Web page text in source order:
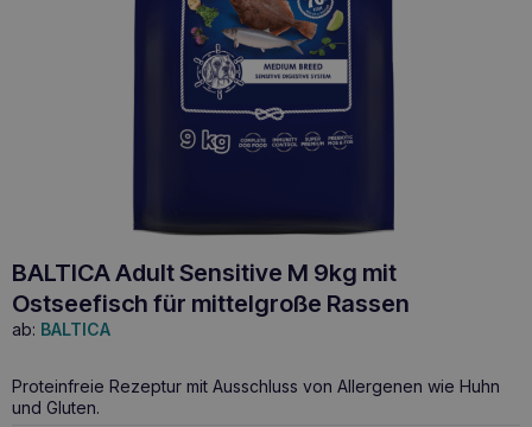
BALTICA Adult Sensitive M 9kg mit
Ostseefisch für mittelgroße Rassen
ab: BALTICA
Proteinfreie Rezeptur mit Ausschluss von Allergenen wie Huhn
und Gluten.